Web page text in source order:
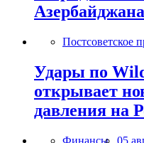
Азербайджана
Постсоветское
Удары по
открывает
давления на
Финансы, 05